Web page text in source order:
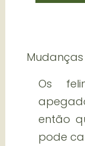
Os
então
pode